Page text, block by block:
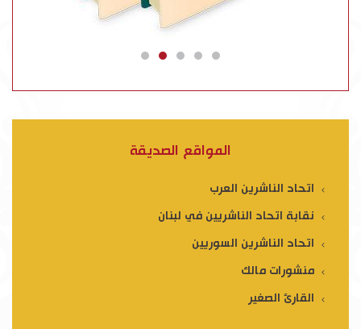
المواقع الصديقة
اتحاد الناشرين العرب
نقابة اتحاد الناشريين في لبنان
اتحاد الناشرين السوريين
منشورات مالك
القارئ الصغير